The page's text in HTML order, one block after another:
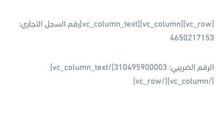
[vc_row][vc_column][vc_column_text]رقم السجل التجاري:
4650217153
الرقم الضريبي: 310495900003[/vc_column_text]
[/vc_column][/vc_row]